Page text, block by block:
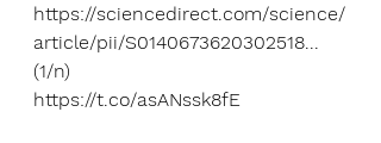
https://sciencedirect.com/science/
article/pii/S0140673620302518...
(1/n)
https://t.co/asANssk8fE